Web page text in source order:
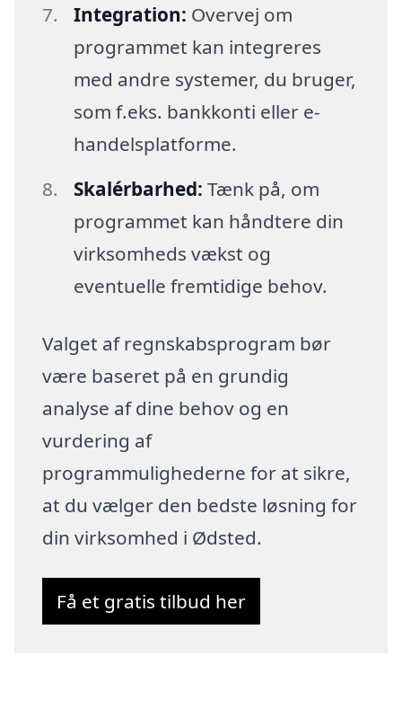
Integration: Overvej om
programmet kan integreres
med andre systemer, du bruger,
som f.eks. bankkonti eller e-
handelsplatforme.
Skalérbarhed: Tænk på, om
programmet kan håndtere din
virksomheds vækst og
eventuelle fremtidige behov.
Valget af regnskabsprogram bør
være baseret på en grundig
analyse af dine behov og en
vurdering af
programmulighederne for at sikre,
at du vælger den bedste løsning for
din virksomhed i Ødsted.
Få et gratis tilbud her